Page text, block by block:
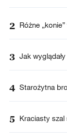
2 Różne
3 Jak
4 Starożytna
5 Kraciasty